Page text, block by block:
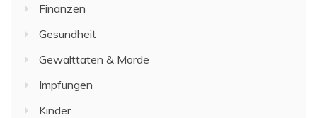
Finanzen
Gesundheit
Gewalttaten & Morde
Impfungen
Kinder